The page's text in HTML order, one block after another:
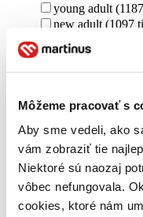
Môžeme pracovať s
Aby sme vedeli, ako
vám zobraziť tie
Niektoré sú naozaj
vôbec nefungovala.
cookies, ktoré nám
young adult
new adult (1097
pre deti (346
pre chlapcov
pre náročných
pre začínajúcich
čitateľov49
pre najmenších
pre študentov (35
pre rebelky (18
pre žiakov (11